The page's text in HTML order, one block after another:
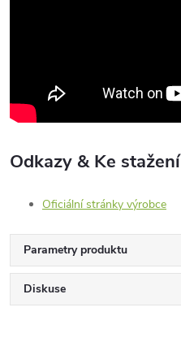
Odkazy & Ke stažení
Oficiální stránky výrobce
Parametry produktu
Diskuse